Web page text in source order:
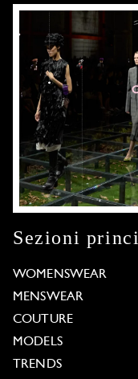
Sezioni
WOMENSWEAR
MENSWEAR
COUTURE
MODELS
TRENDS